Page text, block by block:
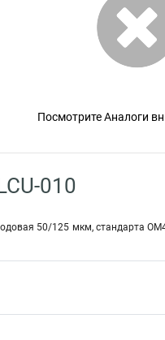
Посмотрите Аналоги
010
50/125 мкм, стандарта